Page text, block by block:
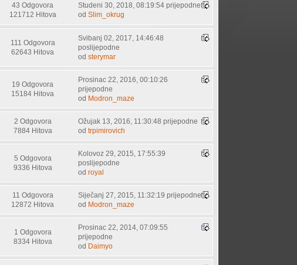
43 Odgovora
121712 Hitova
Studeni 30, 2018, 08:19:54 prijepodne
odSlim_okrug
111 Odgovora
62643 Hitova
Svibanj 02, 2017, 14:46:48
poslijepodne
odsterymar
19 Odgovora
15184 Hitova
Prosinac 22, 2016, 00:10:26
prijepodne
od Modron_maze
2 Odgovora
7884 Hitova
Ožujak 13, 2016, 11:30:48 prijepodne
odtrpimirovich
5 Odgovora
9336 Hitova
Kolovoz 29, 2015, 17:55:39
poslijepodne
odroyal
11 Odgovora
12872 Hitova
Siječanj 27, 2015, 11:32:19 prijepodne
od Modron_maze
1 Odgovora
8334 Hitova
Prosinac 22, 2014, 07:09:55
prijepodne
od Daimyo